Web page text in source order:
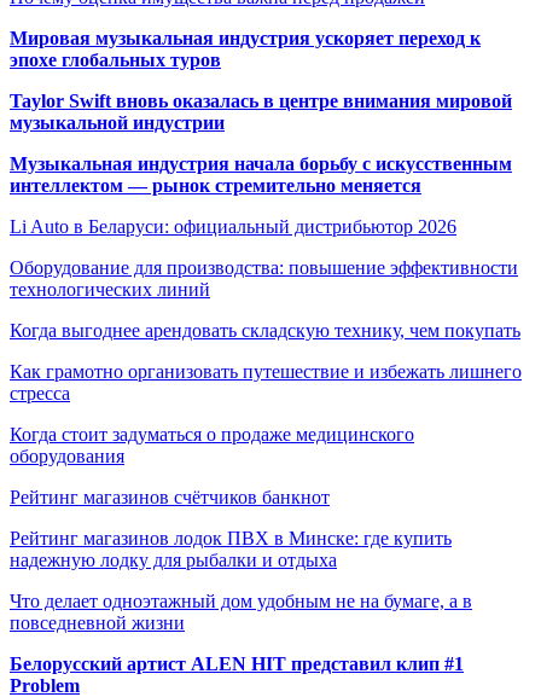
Мировая музыкальная индустрия ускоряет переход к
эпохе глобальных туров
Taylor Swift вновь оказалась в центре внимания мировой
музыкальной индустрии
Музыкальная индустрия начала борьбу с искусственным
интеллектом — рынок стремительно меняется
Li Auto в Беларуси: официальный дистрибьютор 2026
Оборудование для производства: повышение эффективности
технологических линий
Когда выгоднее арендовать складскую технику, чем покупать
Как грамотно организовать путешествие и избежать лишнего
стресса
Когда стоит задуматься о продаже медицинского
оборудования
Рейтинг магазинов счётчиков банкнот
Рейтинг магазинов лодок ПВХ в Минске: где купить
надежную лодку для рыбалки и отдыха
Что делает одноэтажный дом удобным не на бумаге, а в
повседневной жизни
Белорусский артист ALEN HIT представил клип #1
Problem